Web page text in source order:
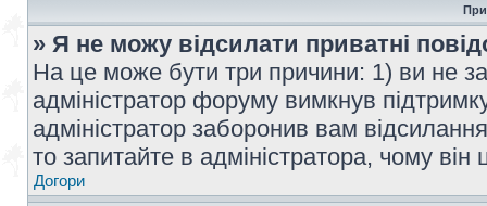
» Я не можу відсилати приватні
На це може бути три причини: 1) ви не
адміністратор форуму вимкнув
адміністратор заборонив вам
то запитайте в адміністратора, чому він
Догори